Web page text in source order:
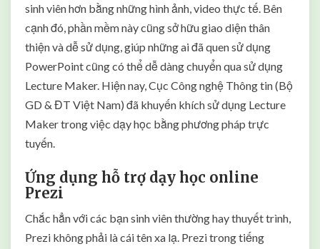
sinh viên hơn bằng những hình ảnh, video thực tế. Bên
cạnh đó, phần mềm này cũng sở hữu giao diện thân
thiện và dễ sử dụng, giúp những ai đã quen sử dụng
PowerPoint cũng có thể dễ dàng chuyển qua sử dụng
Lecture Maker. Hiện nay, Cục Công nghệ Thông tin (Bộ
GD & ĐT Việt Nam) đã khuyến khích sử dụng Lecture
Maker trong việc dạy học bằng phương pháp trực
tuyến.
Ứng dụng hỗ trợ dạy học online
Prezi
Chắc hẳn với các bạn sinh viên thường hay thuyết trình,
Prezi không phải là cái tên xa lạ. Prezi trong tiếng